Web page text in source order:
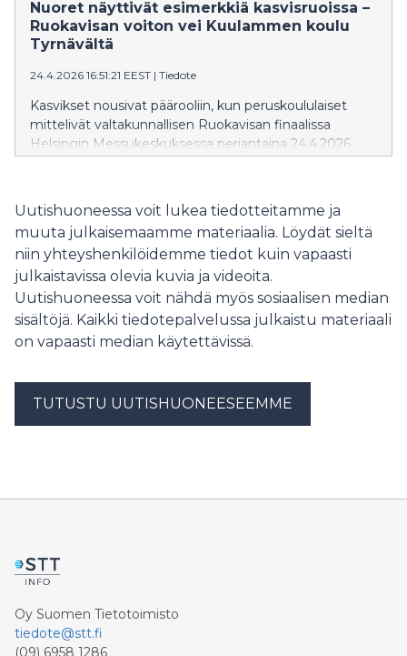
maitotaloustuoteryhmät. (Lähde: Nielsen HomeScan
2025*)
Nuoret näyttivät esimerkkiä kasvisruoissa –
Ruokavisan voiton vei Kuulammen koulu
Tyrnävältä
24.4.2026 16:51:21 EEST | Tiedote
Kasvikset nousivat päärooliin, kun peruskoululaiset
mittelivät valtakunnallisen Ruokavisan finaalissa
Helsingin Messukeskuksessa perjantaina 24.4.2026.
maullaan kuin kokonaisuudellaan. Ruokavisan 2026
finaalissa kisasivat lisäksi Elisenvaaran
yhtenäiskoulu Pöytyältä ja Turun
normaalikoulu Turusta.
Uutishuoneessa voit lukea tiedotteitamme ja
muuta julkaisemaamme materiaalia. Löydät sieltä
niin yhteyshenkilöidemme tiedot kuin vapaasti
julkaistavissa olevia kuvia ja videoita.
Uutishuoneessa voit nähdä myös sosiaalisen median
sisältöjä. Kaikki tiedotepalvelussa julkaistu materiaali
on vapaasti median käytettävissä.
TUTUSTU UUTISHUONEESEEMME
Oy Suomen Tietotoimisto
tiedote@stt.fi
(09) 6958 1286